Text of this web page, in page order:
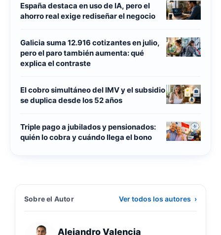
España destaca en uso de IA, pero el
ahorro real exige rediseñar el negocio
Galicia suma 12.916 cotizantes en julio,
pero el paro también aumenta: qué
explica el contraste
El cobro simultáneo del IMV y el subsidio
se duplica desde los 52 años
Triple pago a jubilados y pensionados:
quién lo cobra y cuándo llega el bono
Sobre el Autor Ver todos los autores ›
Alejandro Valencia